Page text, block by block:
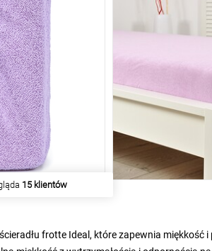
kupiło55 klientów
frotte Ideal, które zapewnia miękkość